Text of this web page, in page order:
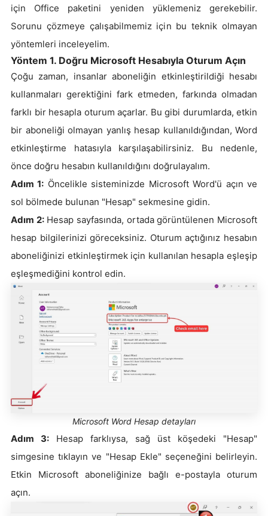
için Office paketini yeniden yüklemeniz gerekebilir.
Sorunu çözmeye çalışabilmemiz için bu teknik olmayan
yöntemleri inceleyelim.
Yöntem 1. Doğru Microsoft Hesabıyla Oturum Açın
Çoğu zaman, insanlar aboneliğin etkinleştirildiği hesabı
kullanmaları gerektiğini fark etmeden, farkında olmadan
farklı bir hesapla oturum açarlar. Bu gibi durumlarda, etkin
bir aboneliği olmayan yanlış hesap kullanıldığından, Word
etkinleştirme hatasıyla karşılaşabilirsiniz. Bu nedenle,
önce doğru hesabın kullanıldığını doğrulayalım.
Adım 1: Öncelikle sisteminizde Microsoft Word'ü açın ve
sol bölmede bulunan "Hesap" sekmesine gidin.
Adım 2:Hesap sayfasında, ortada görüntülenen Microsoft
hesap bilgilerinizi göreceksiniz. Oturum açtığınız hesabın
aboneliğinizi etkinleştirmek için kullanılan hesapla eşleşip
eşleşmediğini kontrol edin.
Microsoft Word Hesap detayları
Adım 3: Hesap farklıysa, sağ üst köşedeki "Hesap"
simgesine tıklayın ve "Hesap Ekle" seçeneğini belirleyin.
Etkin Microsoft aboneliğinize bağlı e-postayla oturum
açın.